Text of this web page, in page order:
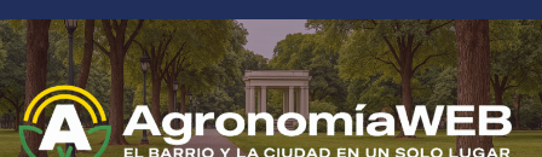
Saltar
al
contenido